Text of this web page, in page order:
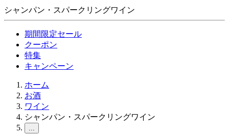
シャンパン・スパークリングワイン
期間限定セール
クーポン
特集
キャンペーン
ホーム
お酒
ワイン
シャンパン・スパークリングワイン
...